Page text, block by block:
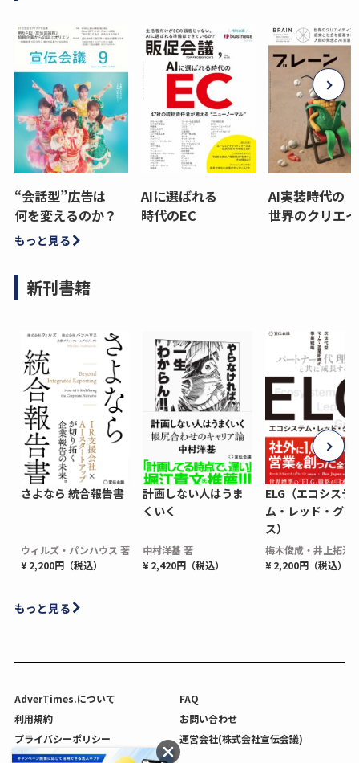
“会話型”広告は
何を変えるのか？
AIに選ばれる
時代のEC
AI実装時代の
世界のクリエ
もっと見る
新刊書籍
さよなら 統合報告書
ウィルズ・パンハウス 著
¥ 2,200円（税込）
計画しない人はうま
くいく
中村洋基 著
¥ 2,420円（税込）
ELG（エコシステ
ム・レッド・グロ
ス）
梅木俊成・井上拓海
¥ 2,200円（税込）
もっと見る
AdverTimes.について
FAQ
利用規約
お問い合わせ
プライバシーポリシー
運営会社(株式会社宣伝会議)
利用者情報の外部送信について